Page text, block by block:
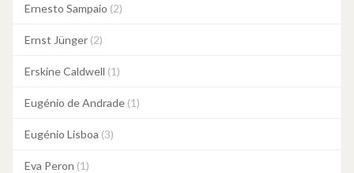
Ernesto Sampaio (2)
Ernst Jünger (2)
Erskine Caldwell (1)
Eugénio de Andrade (1)
Eugénio Lisboa (3)
Eva Peron (1)